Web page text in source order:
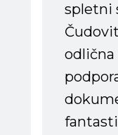
spletni